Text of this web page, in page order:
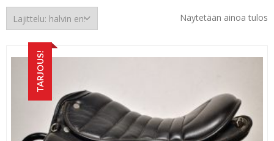
Näytetään ainoa tulos
TARJOUS!